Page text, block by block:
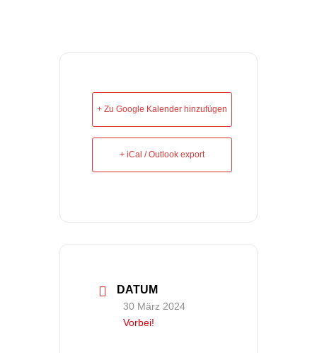
+ Zu Google Kalender hinzufügen
+ iCal / Outlook export
DATUM
30 März 2024
Vorbei!